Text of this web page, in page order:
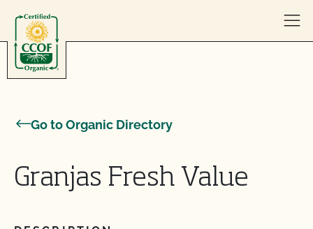
Go to Organic Directory
Granjas Fresh Value